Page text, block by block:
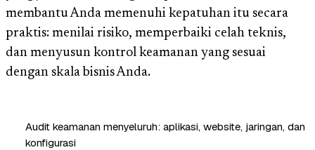
membantu Anda memenuhi kepatuhan itu secara
praktis: menilai risiko, memperbaiki celah teknis,
dan menyusun kontrol keamanan yang sesuai
dengan skala bisnis Anda.
Audit keamanan menyeluruh: aplikasi, website, jaringan, dan
konfigurasi